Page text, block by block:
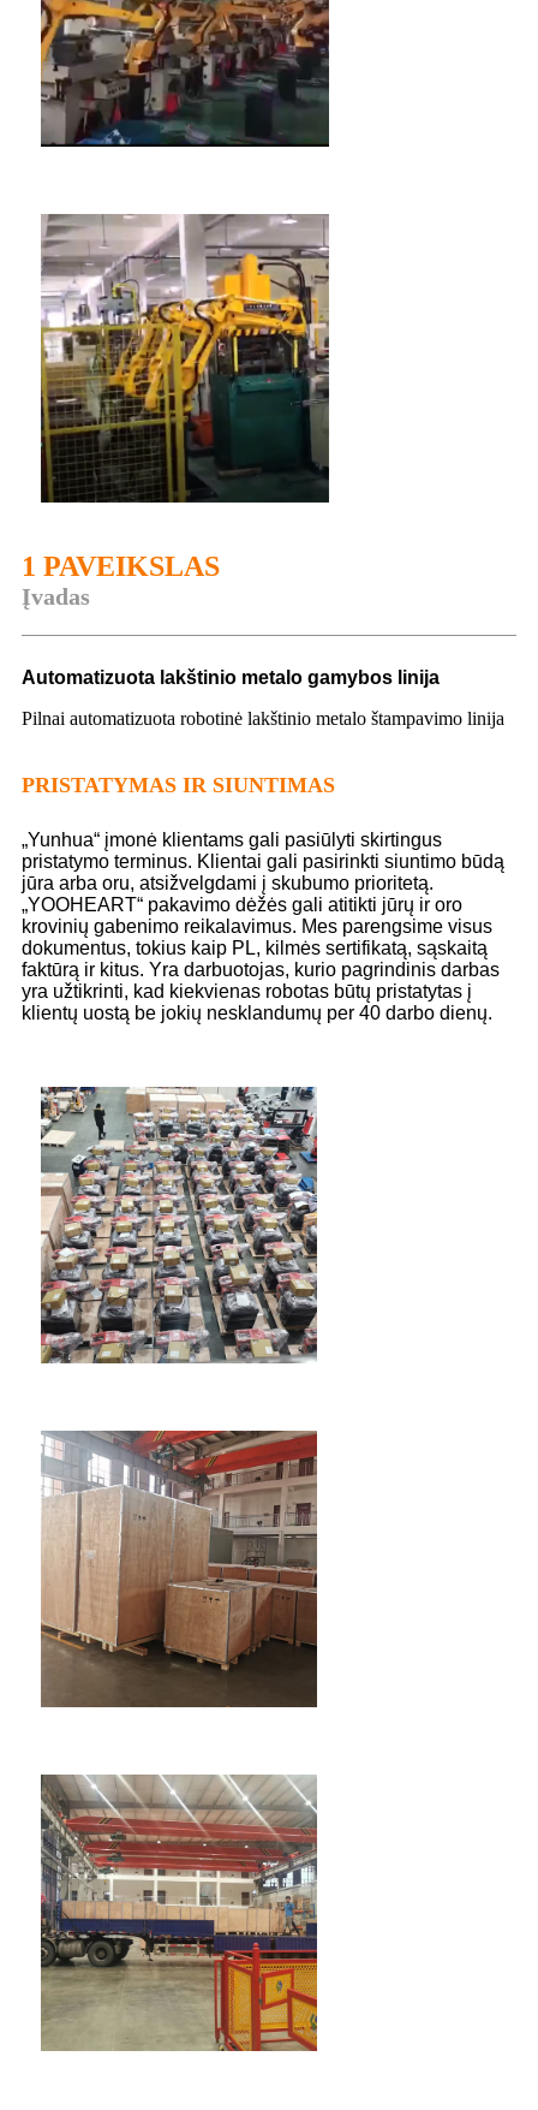
1 PAVEIKSLAS
Įvadas
Automatizuota lakštinio metalo gamybos linija
Pilnai automatizuota robotinė lakštinio metalo štampavimo linija
PRISTATYMAS IR SIUNTIMAS
„Yunhua“ įmonė klientams gali pasiūlyti skirtingus
pristatymo terminus. Klientai gali pasirinkti siuntimo būdą
jūra arba oru, atsižvelgdami į skubumo prioritetą.
„YOOHEART“ pakavimo dėžės gali atitikti jūrų ir oro
krovinių gabenimo reikalavimus. Mes parengsime visus
dokumentus, tokius kaip PL, kilmės sertifikatą, sąskaitą
faktūrą ir kitus. Yra darbuotojas, kurio pagrindinis darbas
yra užtikrinti, kad kiekvienas robotas būtų pristatytas į
klientų uostą be jokių nesklandumų per 40 darbo dienų.